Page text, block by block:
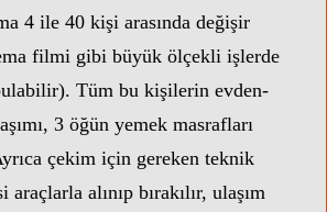
4 ile 40 kişi arasında değişir
filmi gibi büyük ölçekli işlerde
Tüm bu kişilerin evden-
3 öğün yemek masrafları
çekim için gereken teknik
alınıp bırakılır, ulaşım